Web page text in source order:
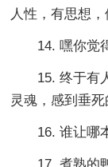
人性，有思想
14. 嘿你觉得
15. 终于有人
灵魂，感到垂死
16. 谁让哪本